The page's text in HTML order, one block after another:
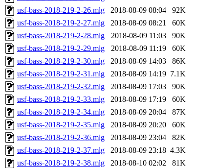
usf-bass-2018-219-2-26.mlg
2018-08-09 08:04
92K
usf-bass-2018-219-2-27.mlg
2018-08-09 08:21
60K
usf-bass-2018-219-2-28.mlg
2018-08-09 11:03
90K
usf-bass-2018-219-2-29.mlg
2018-08-09 11:19
60K
usf-bass-2018-219-2-30.mlg
2018-08-09 14:03
86K
usf-bass-2018-219-2-31.mlg
2018-08-09 14:19 7.1K
usf-bass-2018-219-2-32.mlg
2018-08-09 17:03
90K
usf-bass-2018-219-2-33.mlg
2018-08-09 17:19
60K
usf-bass-2018-219-2-34.mlg
2018-08-09 20:04
87K
usf-bass-2018-219-2-35.mlg
2018-08-09 20:20
60K
usf-bass-2018-219-2-36.mlg
2018-08-09 23:04
82K
usf-bass-2018-219-2-37.mlg
2018-08-09 23:18 4.3K
usf-bass-2018-219-2-38.mlg
2018-08-10 02:02
81K